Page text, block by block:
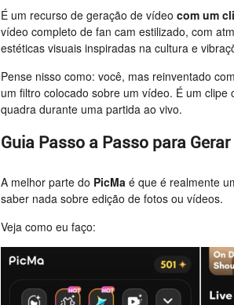
É um recurso de geração de vídeocom um
vídeo completo de fan cam estilizado, com
estéticas visuais inspiradas na cultura e
Pense nisso como: você, mas reinventado
um filtro colocado sobre um vídeo. É um
quadra durante uma partida ao vivo.
Guia Passo a Passo para
A melhor parte do PicMa é que é realmente
saber nada sobre edição de fotos ou vídeos.
Veja como eu faço: